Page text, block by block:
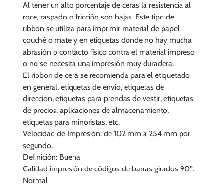
Al tener un alto porcentaje de ceras la resistencia al
roce, raspado o fricción son bajas. Este tipo de
ribbon se utiliza para imprimir material de papel
couché o mate y en etiquetas donde no hay mucha
abrasión o contacto físico contra el material impreso
o no se necesita una impresión muy duradera.
El ribbon de cera se recomienda para el etiquetado
en general, etiquetas de envío, etiquetas de
dirección, etiquetas para prendas de vestir, etiquetas
de precios, aplicaciones de almacenamiento,
etiquetas para minoristas, etc.
Velocidad de Impresión: de 102 mm a 254 mm por
segundo.
Definición: Buena
Calidad impresión de códigos de barras girados 90º:
Normal